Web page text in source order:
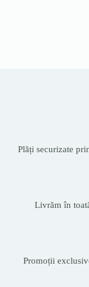
Plăți securizate
Livrăm în
Promoții